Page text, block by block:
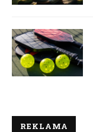
REKLAMA